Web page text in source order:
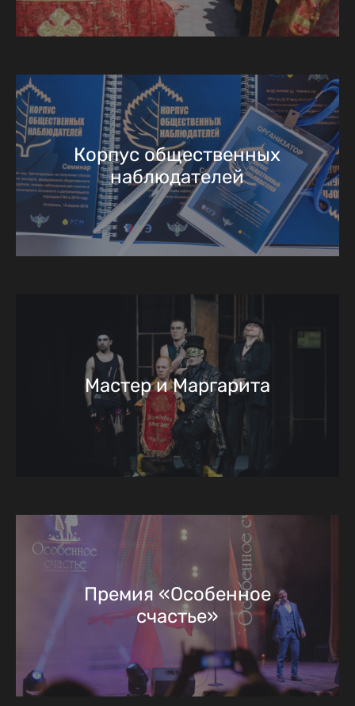
Корпус общественных
наблюдателей
Мастер и Маргарита
Премия «Особенное
счастье»